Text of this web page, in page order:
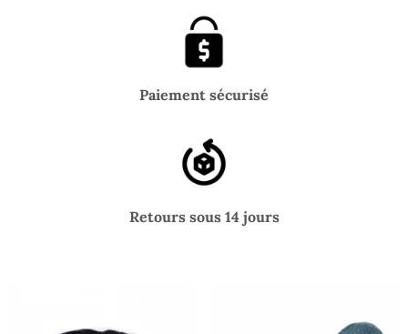
Paiement sécurisé
Retours sous 14 jours